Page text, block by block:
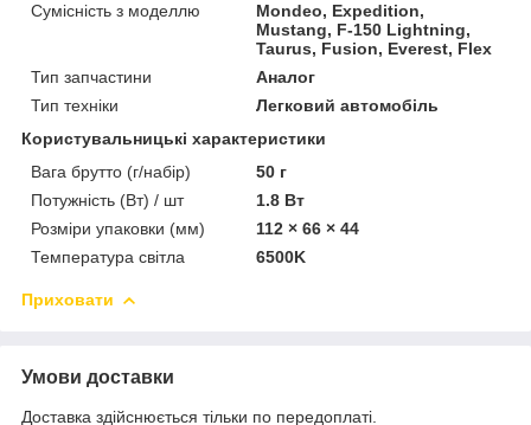
Сумісність з моделлю
Mondeo, Expedition,
Mustang, F-150 Lightning,
Taurus, Fusion, Everest, Flex
Тип запчастини
Аналог
Тип техніки
Легковий автомобіль
Користувальницькі характеристики
Вага брутто (г/набір)
50 г
Потужність (Вт) / шт
1.8 Вт
Розміри упаковки (мм)
112 × 66 × 44
Температура світла
6500K
Приховати
Умови доставки
Доставка здійснюється тільки по передоплаті.